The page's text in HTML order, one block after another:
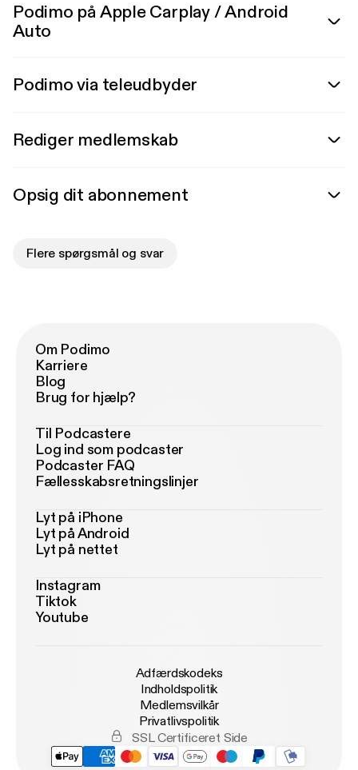
Podimo på Apple Carplay / Android
Auto
Podimo via teleudbyder
Rediger medlemskab
Opsig dit abonnement
Flere spørgsmål og svar
Om Podimo
Karriere
Blog
Brug for hjælp?
Til Podcastere
Log ind som podcaster
Podcaster FAQ
Fællesskabsretningslinjer
Lyt på iPhone
Lyt på Android
Lyt på nettet
Instagram
Tiktok
Youtube
Adfærdskodeks
Indholdspolitik
Medlemsvilkår
Privatlivspolitik
SSL Certificeret Side